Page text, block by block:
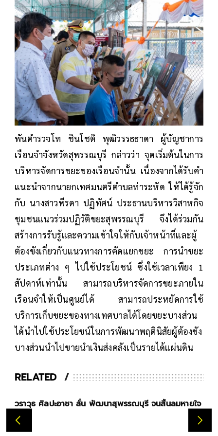
พันตำรวจโท ชินโชติ พุฒิวรรธธาดา ผู้บัญชาการ
เรือนจำจังหวัดสุพรรณบุรี กล่าวว่า จุดเริ่มต้นในการ
บริหารจัดการขยะของเรือนจำนั้น เนื่องจากได้รับคำ
แนะนำจากนายกเทศมนตรีตำบลท่าระหัด ให้ได้รู้จัก
กับ นางสาวพีรดา ปฏิทัศน์ ประธานบริหารวิสาหกิจ
ชุมชนแนวร่วมปฏิวัติขยะสุพรรณบุรี จึงได้ร่วมกัน
สร้างการรับรู้และความเข้าใจให้กับเจ้าหน้าที่และผู้
ต้องขังเกี่ยวกับแนวทางการคัดแยกขยะ การนำขยะ
ประเภทต่าง ๆ ไปใช้ประโยชน์ ซึ่งใช้เวลาเพียง 1
สัปดาห์เท่านั้น สามารถบริหารจัดการขยะภายใน
เรือนจำให้เป็นศูนย์ได้ สามารถประหยัดการใช้
บริการเก็บขยะของทางเทศบาลได้โดยขยะบางส่วน
ได้นำไปใช้ประโยชน์ในการพัฒนาพฤตินิสัยผู้ต้องขัง
บางส่วนนำไปขายนำเงินส่งคลังเป็นรายได้แผ่นดิน
RELATED
วราวุธ ศิลปะอาชา ลั่น พัฒนาสุพรรณบุรี จนสิ้นลมหายใจ